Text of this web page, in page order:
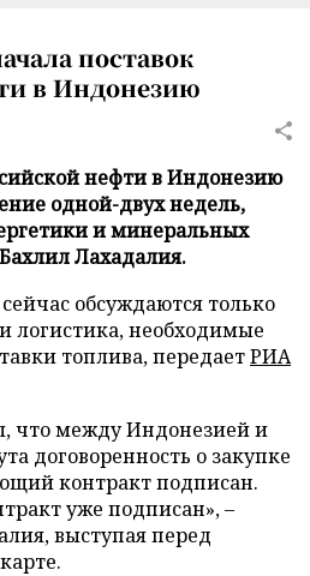
поставок
в Индонезию
нефти в Индонезию
одной-двух недель,
и минеральных
Лахадалия.
обсуждаются только
логистика, необходимые
топлива, передаетРИА
что между Индонезией и
договоренность о закупке
контракт подписан.
уже подписан», –
выступая перед